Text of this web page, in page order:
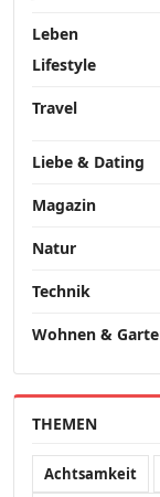
Leben
Lifestyle
Travel
Liebe & Dating
Magazin
Natur
Technik
Wohnen &
THEMEN
Achtsamkeit